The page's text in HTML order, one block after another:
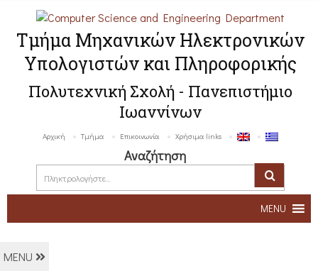
Τμήμα Μηχανικών Ηλεκτρονικών
Υπολογιστών και Πληροφορικής
Πολυτεχνική Σχολή - Πανεπιστήμιο
Ιωαννίνων
Αρχική Τμήμα Επικοινωνία Χρήσιμα links
Αναζήτηση
MENU
MENU